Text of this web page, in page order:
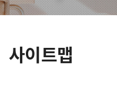
사이트맵